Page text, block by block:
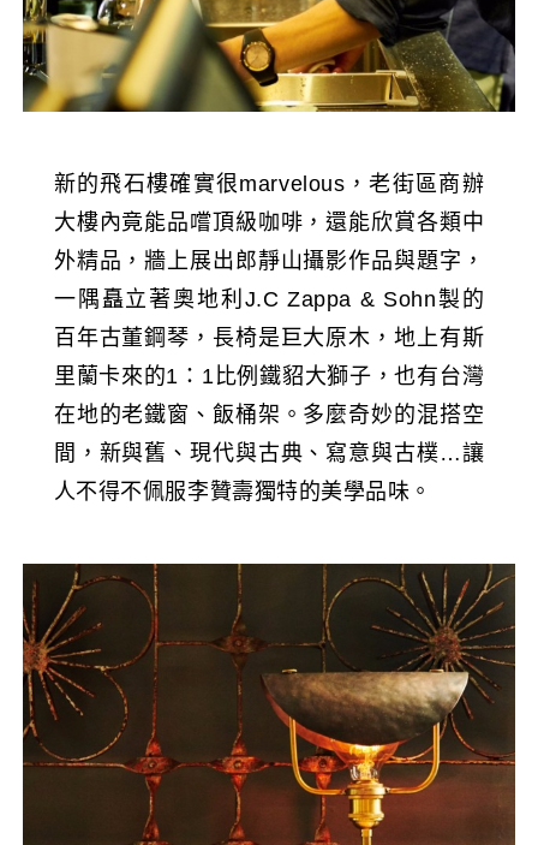
新的飛石樓確實很marvelous，老街區商辦
大樓內竟能品嚐頂級咖啡，還能欣賞各類中
外精品，牆上展出郎靜山攝影作品與題字，
一隅矗立著奧地利J.C Zappa & Sohn製的
百年古董鋼琴，長椅是巨大原木，地上有斯
里蘭卡來的1：1比例鐵貂大獅子，也有台灣
在地的老鐵窗、飯桶架。多麼奇妙的混搭空
間，新與舊、現代與古典、寫意與古樸…讓
人不得不佩服李贊壽獨特的美學品味。